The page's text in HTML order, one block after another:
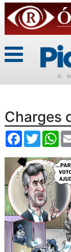
Charges
Facebook
Twitter